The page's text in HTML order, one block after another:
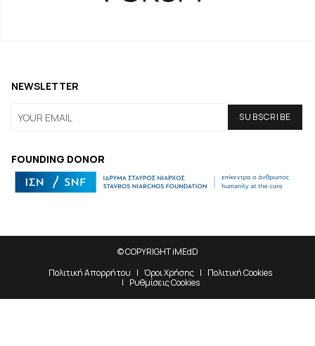
FOUNDING DONOR
NEWSLETTER
© COPYRIGHT iMEdD
Πολιτική Απορρήτου
Όροι Χρήσης
Πολιτική Cookies
Ρυθμίσεις Cookies